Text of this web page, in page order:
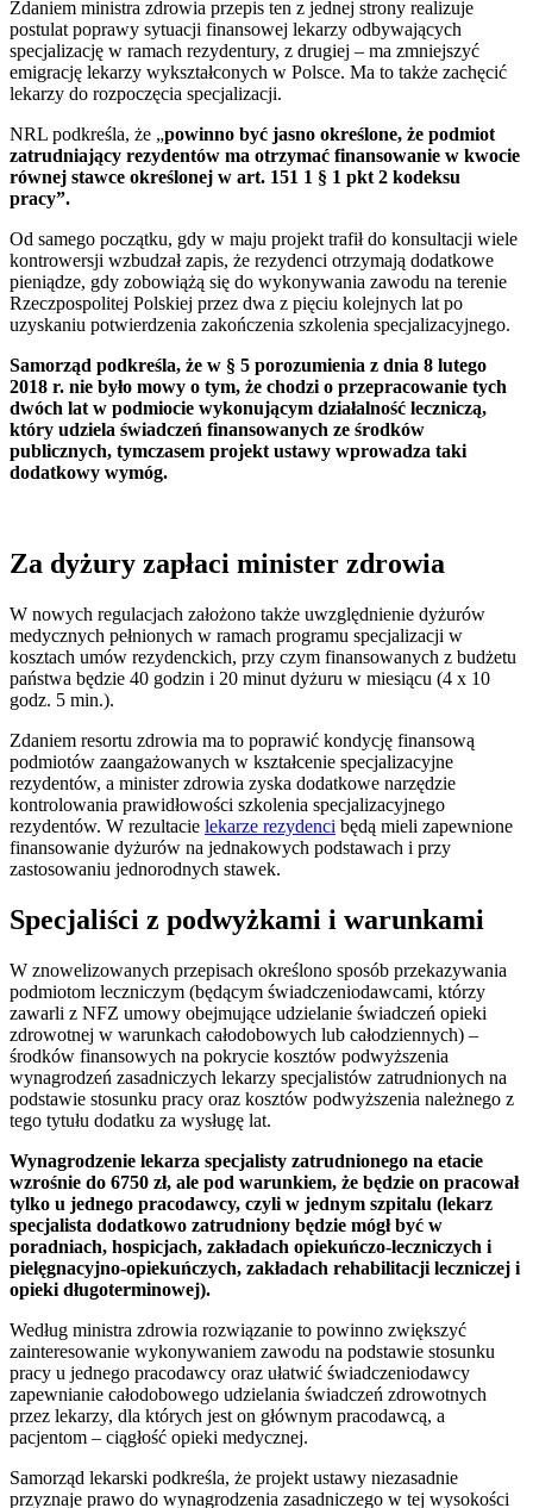
Zdaniem ministra zdrowia przepis ten z jednej strony realizuje
postulat poprawy sytuacji finansowej lekarzy odbywających
specjalizację w ramach rezydentury, z drugiej – ma zmniejszyć
emigrację lekarzy wykształconych w Polsce. Ma to także zachęcić
lekarzy do rozpoczęcia specjalizacji.
NRL podkreśla, że „powinno być jasno określone, że podmiot
zatrudniający rezydentów ma otrzymać finansowanie w kwocie
równej stawce określonej w art. 151 1 § 1 pkt 2 kodeksu
pracy”.
Od samego początku, gdy w maju projekt trafił do konsultacji wiele
kontrowersji wzbudzał zapis, że rezydenci otrzymają dodatkowe
pieniądze, gdy zobowiążą się do wykonywania zawodu na terenie
Rzeczpospolitej Polskiej przez dwa z pięciu kolejnych lat po
uzyskaniu potwierdzenia zakończenia szkolenia specjalizacyjnego.
Samorząd podkreśla, że w § 5 porozumienia z dnia 8 lutego
2018 r. nie było mowy o tym, że chodzi o przepracowanie tych
dwóch lat w podmiocie wykonującym działalność leczniczą,
który udziela świadczeń finansowanych ze środków
publicznych, tymczasem projekt ustawy wprowadza taki
dodatkowy wymóg.
Za dyżury zapłaci minister zdrowia
W nowych regulacjach założono także uwzględnienie dyżurów
medycznych pełnionych w ramach programu specjalizacji w
kosztach umów rezydenckich, przy czym finansowanych z budżetu
państwa będzie 40 godzin i 20 minut dyżuru w miesiącu (4 x 10
godz. 5 min.).
Zdaniem resortu zdrowia ma to poprawić kondycję finansową
podmiotów zaangażowanych w kształcenie specjalizacyjne
rezydentów, a minister zdrowia zyska dodatkowe narzędzie
kontrolowania prawidłowości szkolenia specjalizacyjnego
rezydentów. W rezultacie lekarze rezydenci będą mieli zapewnione
finansowanie dyżurów na jednakowych podstawach i przy
zastosowaniu jednorodnych stawek.
Specjaliści z podwyżkami i warunkami
W znowelizowanych przepisach określono sposób przekazywania
podmiotom leczniczym (będącym świadczeniodawcami, którzy
zawarli z NFZ umowy obejmujące udzielanie świadczeń opieki
zdrowotnej w warunkach całodobowych lub całodziennych) –
środków finansowych na pokrycie kosztów podwyższenia
wynagrodzeń zasadniczych lekarzy specjalistów zatrudnionych na
podstawie stosunku pracy oraz kosztów podwyższenia należnego z
tego tytułu dodatku za wysługę lat.
Wynagrodzenie lekarza specjalisty zatrudnionego na etacie
wzrośnie do 6750 zł, ale pod warunkiem, że będzie on pracował
tylko u jednego pracodawcy, czyli w jednym szpitalu (lekarz
specjalista dodatkowo zatrudniony będzie mógł być w
poradniach, hospicjach, zakładach opiekuńczo-leczniczych i
pielęgnacyjno-opiekuńczych, zakładach rehabilitacji leczniczej i
opieki długoterminowej).
Według ministra zdrowia rozwiązanie to powinno zwiększyć
zainteresowanie wykonywaniem zawodu na podstawie stosunku
pracy u jednego pracodawcy oraz ułatwić świadczeniodawcy
zapewnianie całodobowego udzielania świadczeń zdrowotnych
przez lekarzy, dla których jest on głównym pracodawcą, a
pacjentom – ciągłość opieki medycznej.
Samorząd lekarski podkreśla, że projekt ustawy niezasadnie
przyznaje prawo do wynagrodzenia zasadniczego w tej wysokości